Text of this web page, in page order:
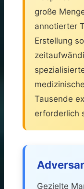
große
annotierter
Erstellung
Tausende
erforderlich
Gezielte